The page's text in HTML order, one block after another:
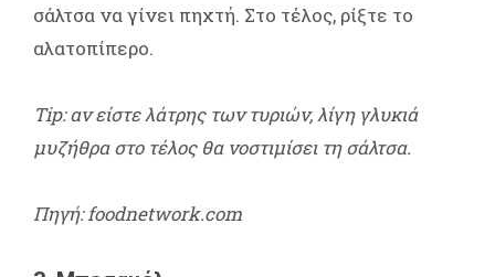
σάλτσα να γίνει πηχτή. Στο τέλος, ρίξτε το
αλατοπίπερο.
Tip: αν είστε λάτρης των τυριών, λίγη γλυκιά
μυζήθρα στο τέλος θα νοστιμίσει τη σάλτσα.
Πηγή: foodnetwork.com